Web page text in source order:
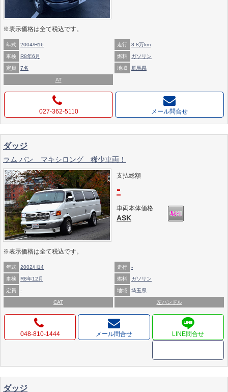
※表示価格は全て税込です。
年式 2004/H16 走行 8.8万km
車検 R8年6月 燃料 ガソリン
定員 7名 地域 群馬県
AT
027-362-5110 メール問合せ
ダッジ
ラム バン マキシロング 稀少車両！
支払総額
-
車両本体価格
ASK
※表示価格は全て税込です。
年式 2002/H14 走行 -
車検 R8年12月 燃料 ガソリン
定員 - 地域 埼玉県
CAT 左ハンドル
048-810-1444 メール問合せ
ダッジ